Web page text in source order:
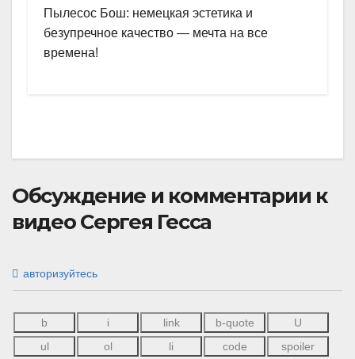
Пылесос Бош: немецкая эстетика и
безупречное качество — мечта на все
времена!
Обсуждение и комментарии к
видео Сергея Гесса
авторизуйтесь